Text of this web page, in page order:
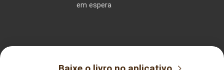
em espera